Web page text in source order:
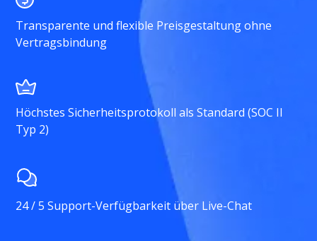
Transparente und flexible Preisgestaltung ohne
Vertragsbindung
Höchstes Sicherheitsprotokoll als Standard (SOC II
Typ 2)
24 / 5 Support-Verfügbarkeit über Live-Chat